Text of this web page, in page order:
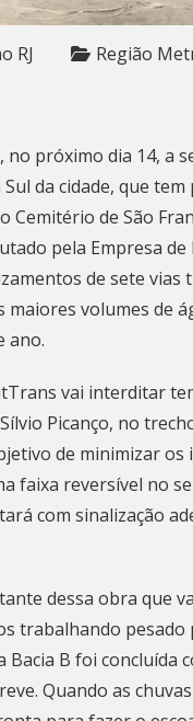
RJ Região
próximo dia 14, a
Sul da cidade, que
de São
pela Empresa
de sete vias
volumes de
ano.
vai interditar
Picanço, no
de minimizar
faixa reversível no
com sinalização
dessa obra que
trabalhando
B foi concluída
Quando as